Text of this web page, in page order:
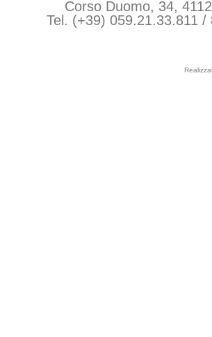
Corso Duomo, 34,
Tel. (+39) 059.21.33.811 /